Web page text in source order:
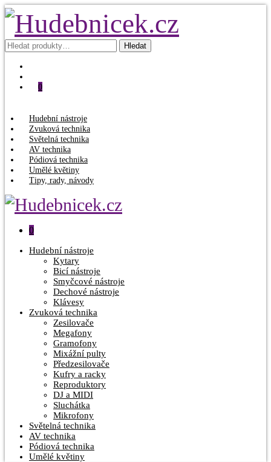
Hledat: Hledat
0
Hudební nástroje
Zvuková technika
Světelná technika
AV technika
Pódiová technika
Umělé květiny
Tipy, rady, návody
0
Hudební nástroje
Kytary
Bicí nástroje
Smyčcové nástroje
Dechové nástroje
Klávesy
Zvuková technika
Zesilovače
Megafony
Gramofony
Mixážní pulty
Předzesilovače
Kufry a racky
Reproduktory
DJ a MIDI
Sluchátka
Mikrofony
Světelná technika
AV technika
Pódiová technika
Umělé květiny